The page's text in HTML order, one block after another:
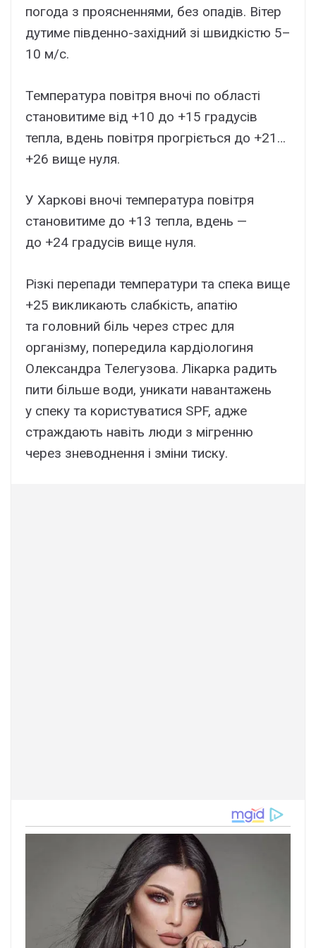
погода з проясненнями, без опадів. Вітер
дутиме південно-західний зі швидкістю 5–
10 м/с.
Температура повітря вночі по області
становитиме від +10 до +15 градусів
тепла, вдень повітря прогріється до +21…
+26 вище нуля.
У Харкові вночі температура повітря
становитиме до +13 тепла, вдень —
до +24 градусів вище нуля.
Різкі перепади температури та спека вище
+25 викликають слабкість, апатію
та головний біль через стрес для
організму, попередила кардіологиня
Олександра Телегузова. Лікарка радить
пити більше води, уникати навантажень
у спеку та користуватися SPF, адже
страждають навіть люди з мігренню
через зневоднення і зміни тиску.